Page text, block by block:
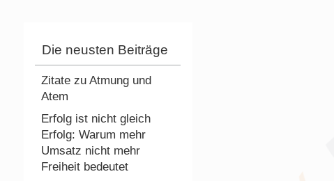
Die neusten Beiträge
Zitate zu Atmung und
Atem
Erfolg ist nicht gleich
Erfolg: Warum mehr
Umsatz nicht mehr
Freiheit bedeutet